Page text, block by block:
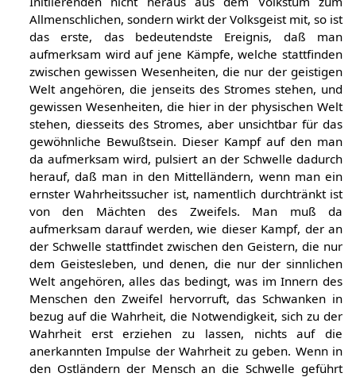
Allmenschlichen, sondern wirkt der Volksgeist mit, so ist
das erste, das bedeutendste Ereignis, daß man
aufmerksam wird auf jene Kämpfe, welche stattfinden
zwischen gewissen Wesenheiten, die nur der geistigen
Welt angehören, die jenseits des Stromes stehen, und
gewissen Wesenheiten, die hier in der physischen Welt
stehen, diesseits des Stromes, aber unsichtbar für das
gewöhnliche Bewußtsein. Dieser Kampf auf den man
da aufmerksam wird, pulsiert an der Schwelle dadurch
herauf, daß man in den Mittelländern, wenn man ein
ernster Wahrheitssucher ist, namentlich durchtränkt ist
von den Mächten des Zweifels. Man muß da
aufmerksam darauf werden, wie dieser Kampf, der an
der Schwelle stattfindet zwischen den Geistern, die nur
dem Geistesleben, und denen, die nur der sinnlichen
Welt angehören, alles das bedingt, was im Innern des
Menschen den Zweifel hervorruft, das Schwanken in
bezug auf die Wahrheit, die Notwendigkeit, sich zu der
Wahrheit erst erziehen zu lassen, nichts auf die
anerkannten Impulse der Wahrheit zu geben. Wenn in
den Ostländern der Mensch an die Schwelle geführt